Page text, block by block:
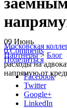
Московская
Партнеры> Блог
расходы на
напрямую от
09 Июнь
0 Comments
Поделиться
Facebook
Twitter
Google+
LinkedIn